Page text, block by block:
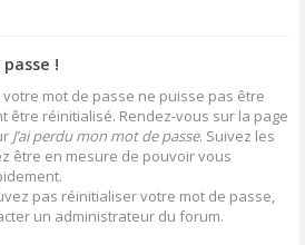
!
mot de passe ne puisse pas être
être réinitialisé. Rendez-vous sur la page
J’ai perdu mon mot de passe. Suivez les
être en mesure de pouvoir vous
pas réinitialiser votre mot de passe,
un administrateur du forum.